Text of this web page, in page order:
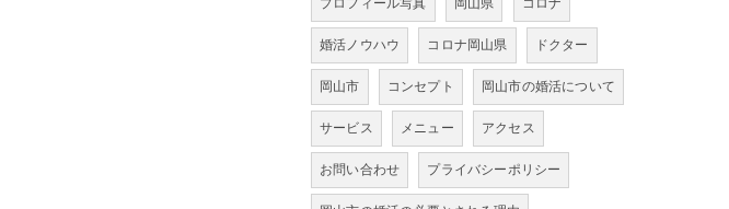
プロフィール写真 岡山県 コロナ
婚活ノウハウ コロナ岡山県 ドクター
岡山市 コンセプト 岡山市の婚活について
サービス メニュー アクセス
お問い合わせ プライバシーポリシー